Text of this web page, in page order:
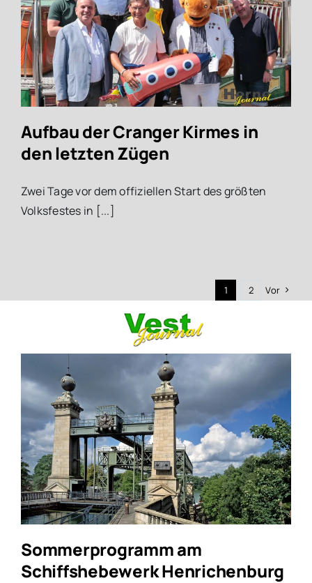
Aufbau der Cranger Kirmes in
den letzten Zügen
Zwei Tage vor dem offiziellen Start des größten
Volksfestes in [...]
1 2 Vor
Sommerprogramm am
Schiffshebewerk Henrichenburg